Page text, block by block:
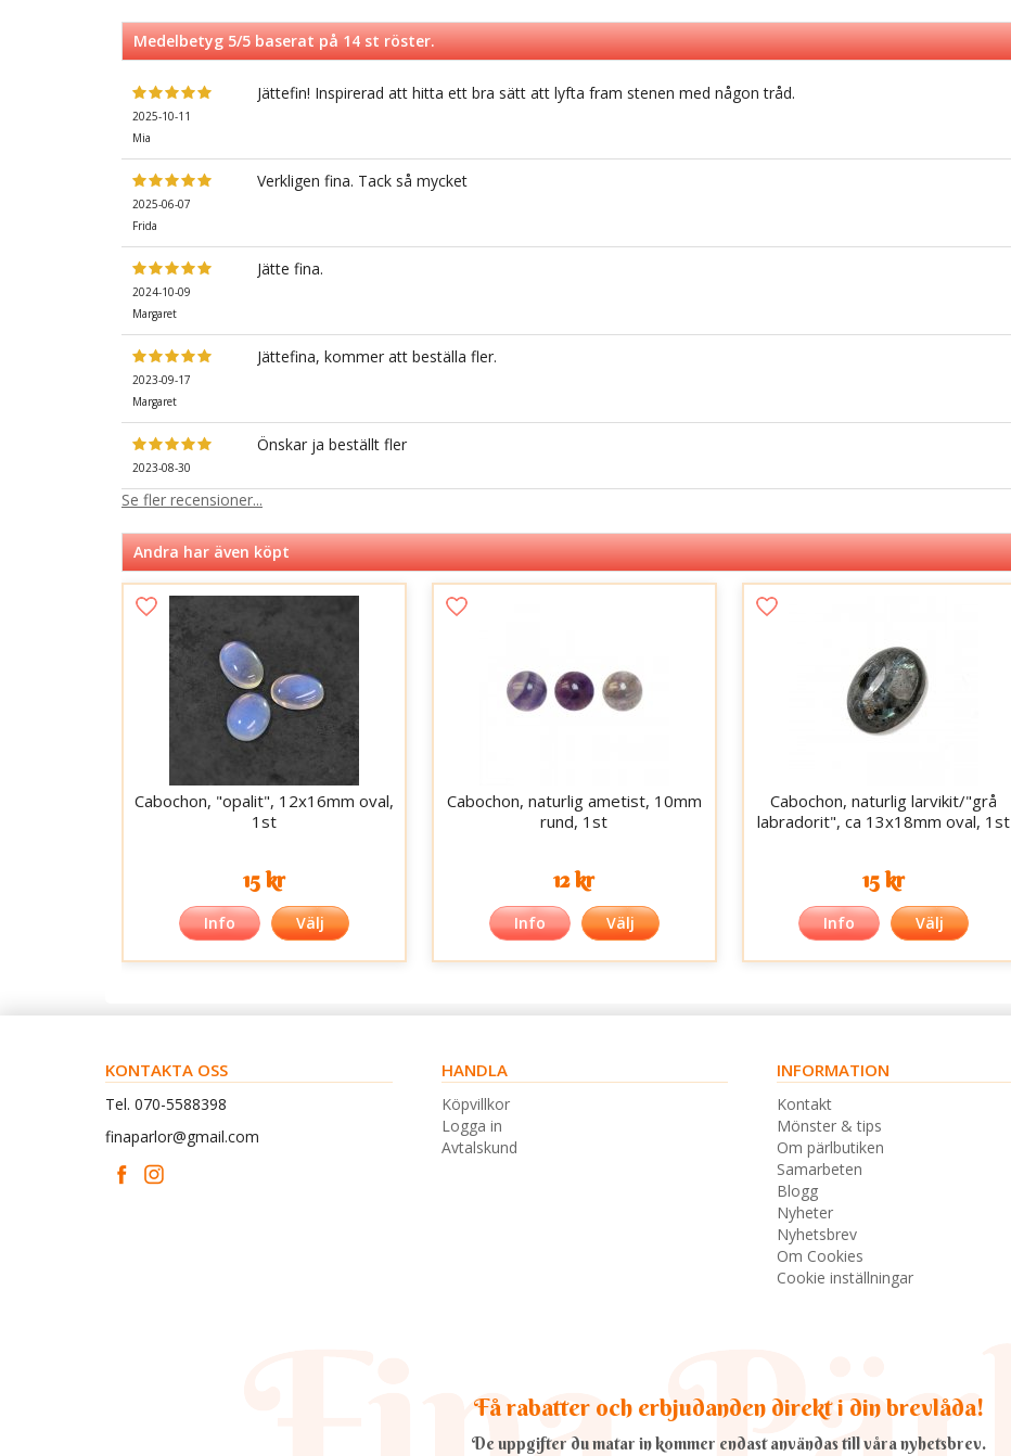
Medelbetyg5/5 baserat på14st röster.
2025-10-11
Mia
Jättefin! Inspirerad att hitta ett bra sätt att lyfta fram stenen med någon tråd.
2025-06-07
Frida
Verkligen fina. Tack så mycket
2024-10-09
Margaret
Jätte fina.
2023-09-17
Margaret
Jättefina, kommer att beställa fler.
2023-08-30
Önskar ja beställt fler
Se fler recensioner...
Andra har även köpt
Cabochon, "opalit", 12x16mm oval,
1st
15 kr
Info Välj
Cabochon, naturlig ametist, 10mm
rund, 1st
12 kr
Info Välj
Cabochon, naturlig larvikit/"grå
labradorit", ca 13x18mm oval, 1st
15 kr
Info Välj
KONTAKTA OSS
Tel. 070-5588398
finaparlor@gmail.com
HANDLA
Köpvillkor
Logga in
Avtalskund
INFORMATION
Kontakt
Mönster & tips
Om pärlbutiken
Samarbeten
Blogg
Nyheter
Nyhetsbrev
Om Cookies
Cookie inställningar
Få rabatter och erbjudanden direkt i din brevlåda!
De uppgifter du matar in kommer endast användas till våra nyhetsbrev.